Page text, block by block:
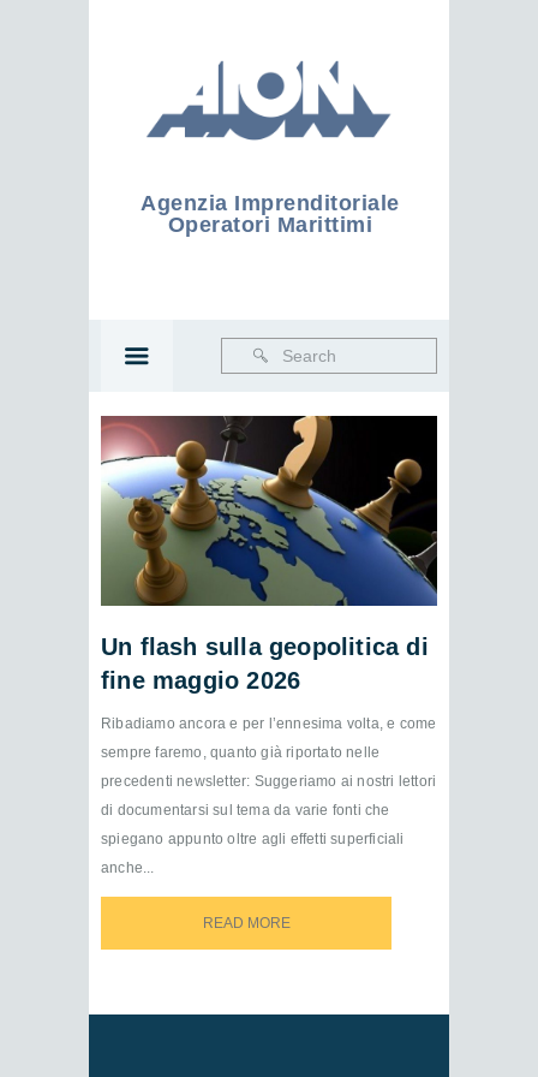
Agenzia Imprenditoriale
Operatori Marittimi
Un flash sulla geopolitica di
fine maggio 2026
Ribadiamo ancora e per l’ennesima volta, e come
sempre faremo, quanto già riportato nelle
precedenti newsletter: Suggeriamo ai nostri lettori
di documentarsi sul tema da varie fonti che
spiegano appunto oltre agli effetti superficiali
anche...
READ MORE